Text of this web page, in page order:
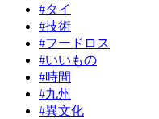
#タイ
#技術
#フードロス
#いいもの
#時間
#九州
#異文化